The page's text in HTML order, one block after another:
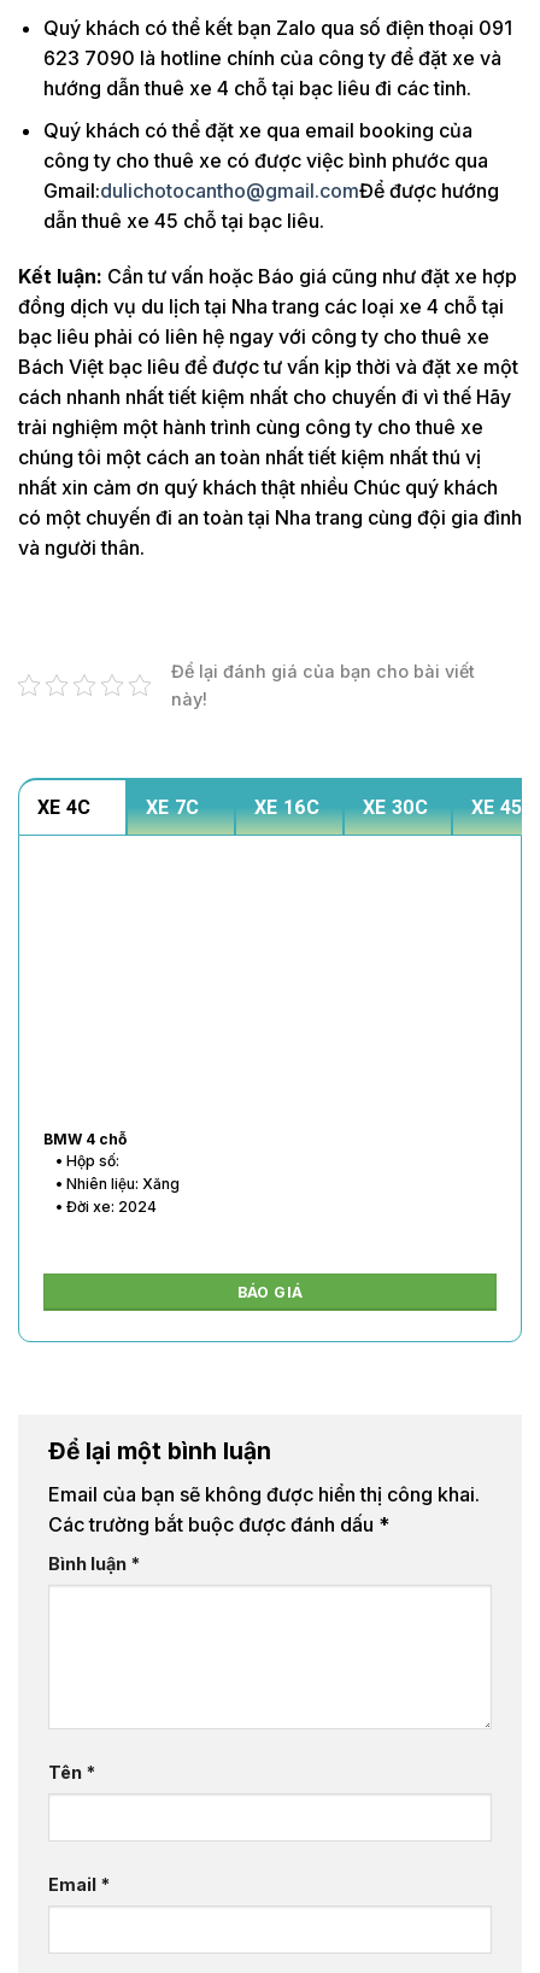
Quý khách có thể kết bạn Zalo qua số điện thoại 091
623 7090 là hotline chính của công ty để đặt xe và
hướng dẫn thuê xe 4 chỗ tại bạc liêu đi các tỉnh.
Quý khách có thể đặt xe qua email booking của
công ty cho thuê xe có được việc bình phước qua
Gmail:dulichotocantho@gmail.comĐể được hướng
dẫn thuê xe 45 chỗ tại bạc liêu.
Kết luận: Cần tư vấn hoặc Báo giá cũng như đặt xe hợp
đồng dịch vụ du lịch tại Nha trang các loại xe 4 chỗ tại
bạc liêu phải có liên hệ ngay với công ty cho thuê xe
Bách Việt bạc liêu để được tư vấn kịp thời và đặt xe một
cách nhanh nhất tiết kiệm nhất cho chuyến đi vì thế Hãy
trải nghiệm một hành trình cùng công ty cho thuê xe
chúng tôi một cách an toàn nhất tiết kiệm nhất thú vị
nhất xin cảm ơn quý khách thật nhiều Chúc quý khách
có một chuyến đi an toàn tại Nha trang cùng đội gia đình
và người thân.
Để lại đánh giá của bạn cho bài viết
này!
XE 4C XE 7C XE 16C XE 30C XE 45C
BMW 4 chỗ
• Hộp số:
• Nhiên liệu: Xăng
• Đời xe: 2024
BÁO GIÁ
Để lại một bình luận
Email của bạn sẽ không được hiển thị công khai.
Các trường bắt buộc được đánh dấu *
Bình luận *
Tên *
Email *